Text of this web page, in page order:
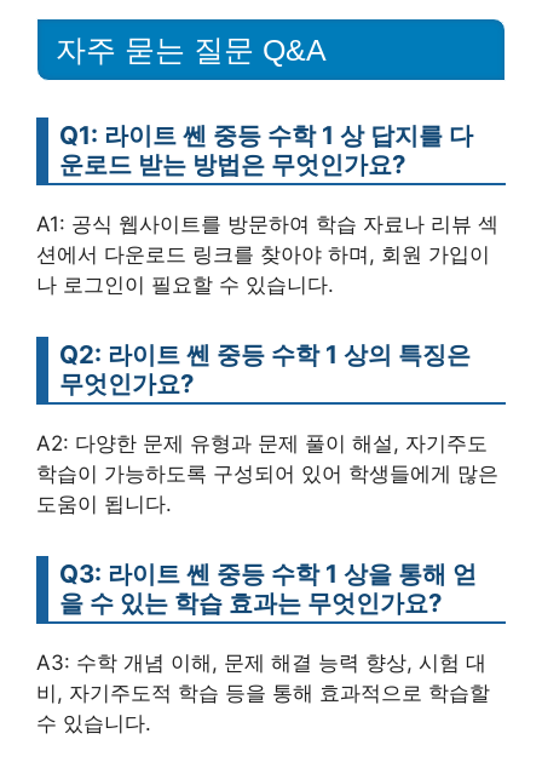
자주 묻는 질문 Q&A
Q1: 라이트 쎈 중등 수학 1 상 답지를 다
운로드 받는 방법은 무엇인가요?
A1: 공식 웹사이트를 방문하여 학습 자료나 리뷰 섹
션에서 다운로드 링크를 찾아야 하며, 회원 가입이
나 로그인이 필요할 수 있습니다.
Q2: 라이트 쎈 중등 수학 1 상의 특징은
무엇인가요?
A2: 다양한 문제 유형과 문제 풀이 해설, 자기주도
학습이 가능하도록 구성되어 있어 학생들에게 많은
도움이 됩니다.
Q3: 라이트 쎈 중등 수학 1 상을 통해 얻
을 수 있는 학습 효과는 무엇인가요?
A3: 수학 개념 이해, 문제 해결 능력 향상, 시험 대
비, 자기주도적 학습 등을 통해 효과적으로 학습할
수 있습니다.